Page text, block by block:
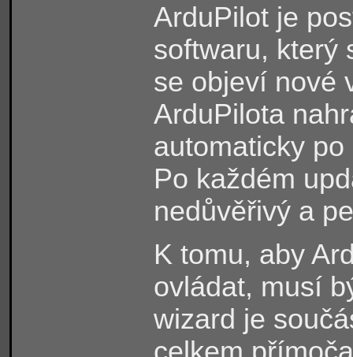
ArduPilot je
softwaru, který
se objeví nové
ArduPilota
automaticky
Po každém
nedůvěřivý a
K tomu, aby
ovládat, musí
wizard je